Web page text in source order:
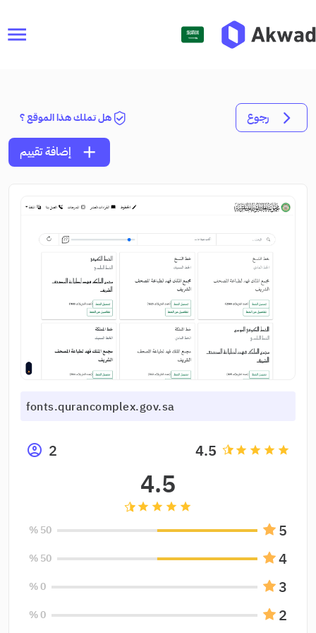
menu
رجوع هل تملك هذا الموقع ؟
add إضافة تقييم
fonts.qurancomplex.gov.sa
grade
grade
grade
grade
4.5
2
4.5
grade
grade
grade
grade
5
50 %
4
50 %
3
0 %
2
0 %